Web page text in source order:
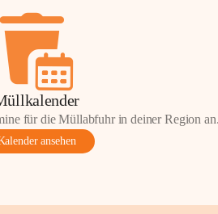
für die Müllabfuhr in deiner Region
ansehen